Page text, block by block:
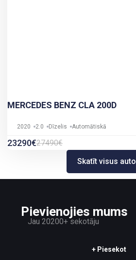
MERCEDES BENZ CLA 200D
2020 2.0 Dīzelis Automātiskā
23290€27490€
Skatīt visus auto
Pievienojies mums
Jau 20200+ sekotāju
+ Piesekot